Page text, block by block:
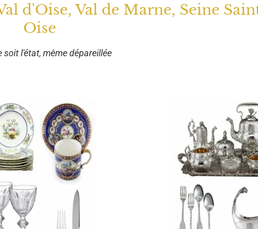
d'Oise, Val de Marne, Seine
Oise
soit l'état, même dépareillée